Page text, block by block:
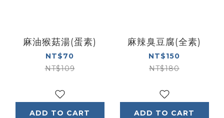
麻油猴菇湯(蛋素)
NT$70
NT$109
ADD TO CART
麻辣臭豆腐(全素)
NT$150
NT$180
ADD TO CART